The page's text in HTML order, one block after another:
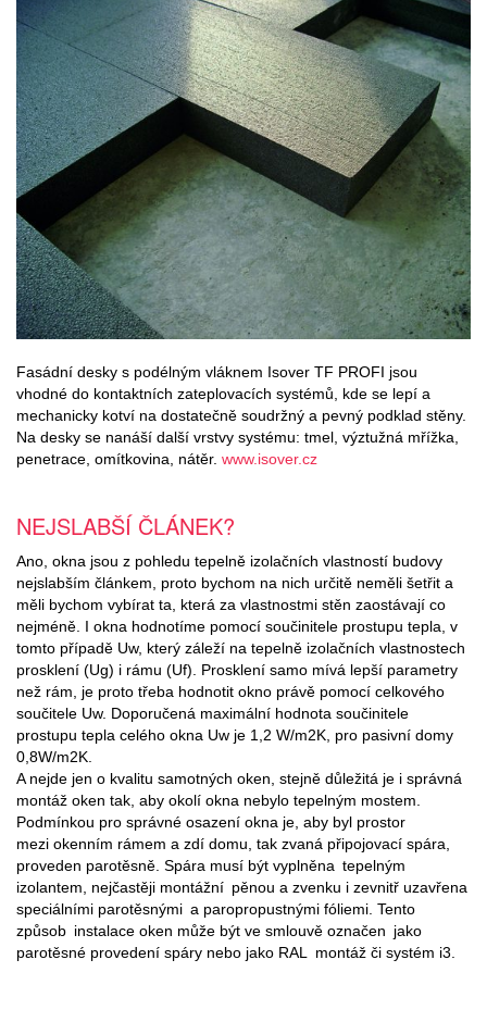
Fasádní desky s podélným vláknem Isover TF PROFI jsou
vhodné do kontaktních zateplovacích systémů, kde se lepí a
mechanicky kotví na dostatečně soudržný a pevný podklad stěny.
Na desky se nanáší další vrstvy systému: tmel, výztužná mřížka,
penetrace, omítkovina, nátěr. www.isover.cz
NEJSLABŠÍ ČLÁNEK?
Ano, okna jsou z pohledu tepelně izolačních vlastností budovy
nejslabším článkem, proto bychom na nich určitě neměli šetřit a
měli bychom vybírat ta, která za vlastnostmi stěn zaostávají co
nejméně. I okna hodnotíme pomocí součinitele prostupu tepla, v
tomto případě Uw, který záleží na tepelně izolačních vlastnostech
prosklení (Ug) i rámu (Uf). Prosklení samo mívá lepší parametry
než rám, je proto třeba hodnotit okno právě pomocí celkového
součitele Uw. Doporučená maximální hodnota součinitele
prostupu tepla celého okna Uw je 1,2 W/m2K, pro pasivní domy
0,8W/m2K.
A nejde jen o kvalitu samotných oken, stejně důležitá je i správná
montáž oken tak, aby okolí okna nebylo tepelným mostem.
Podmínkou pro správné osazení okna je, aby byl prostor
mezi okenním rámem a zdí domu, tak zvaná připojovací spára,
proveden parotěsně. Spára musí být vyplněna tepelným
izolantem, nejčastěji montážní pěnou a zvenku i zevnitř uzavřena
speciálními parotěsnými a paropropustnými fóliemi. Tento
způsob instalace oken může být ve smlouvě označen jako
parotěsné provedení spáry nebo jako RAL montáž či systém i3.